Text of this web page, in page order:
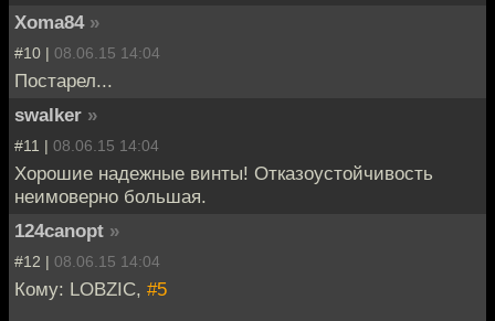
Xoma84 »
#10 | 08.06.15 14:04
Постарел...
swalker »
#11 | 08.06.15 14:04
Хорошие надежные винты! Отказоустойчивость
неимоверно большая.
124canopt »
#12 | 08.06.15 14:04
Кому: LOBZIC, #5